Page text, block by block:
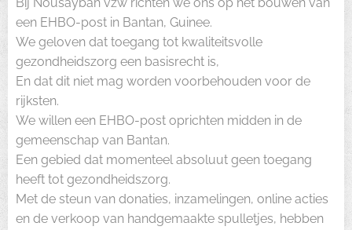
een EHBO-post in Bantan, Guinee.
We geloven dat toegang tot kwaliteitsvolle
gezondheidszorg een basisrecht is,
En dat dit niet mag worden voorbehouden voor de
rijksten.
We willen een EHBO-post oprichten midden in de
gemeenschap van Bantan.
Een gebied dat momenteel absoluut geen toegang
heeft tot gezondheidszorg.
Met de steun van donaties, inzamelingen, online acties
en de verkoop van handgemaakte spulletjes, hebben